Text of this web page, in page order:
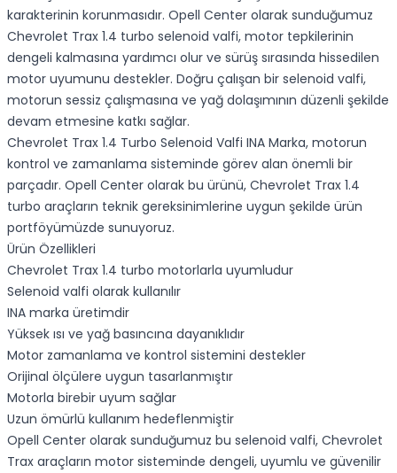
karakterinin korunmasıdır. Opell Center olarak sunduğumuz
Chevrolet Trax 1.4 turbo selenoid valfi, motor tepkilerinin
dengeli kalmasına yardımcı olur ve sürüş sırasında hissedilen
motor uyumunu destekler. Doğru çalışan bir selenoid valfi,
motorun sessiz çalışmasına ve yağ dolaşımının düzenli şekilde
devam etmesine katkı sağlar.
Chevrolet Trax 1.4 Turbo Selenoid Valfi INA Marka, motorun
kontrol ve zamanlama sisteminde görev alan önemli bir
parçadır. Opell Center olarak bu ürünü, Chevrolet Trax 1.4
turbo araçların teknik gereksinimlerine uygun şekilde ürün
portföyümüzde sunuyoruz.
Ürün Özellikleri
Chevrolet Trax 1.4 turbo motorlarla uyumludur
Selenoid valfi olarak kullanılır
INA marka üretimdir
Yüksek ısı ve yağ basıncına dayanıklıdır
Motor zamanlama ve kontrol sistemini destekler
Orijinal ölçülere uygun tasarlanmıştır
Motorla birebir uyum sağlar
Uzun ömürlü kullanım hedeflenmiştir
Opell Center olarak sunduğumuz bu selenoid valfi, Chevrolet
Trax araçların motor sisteminde dengeli, uyumlu ve güvenilir